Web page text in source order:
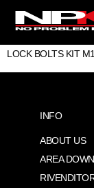
LOCK BOLTS KIT
INFO
ABOUT US
AREA